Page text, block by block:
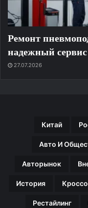
Ремонт
надежный
27.07.2026
Китай
Авто И
Авторынок
История
Рестайлинг